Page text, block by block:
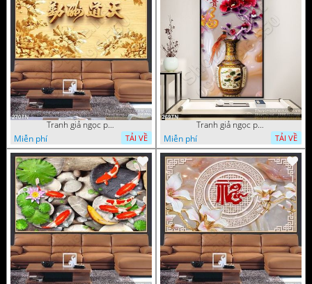
Tranh giả ngọc phù điêu ấn tượng
Miễn phí
TẢI VỀ
Tranh giả ngọc phù điêu rồng đẹp
Miễn phí
TẢI VỀ